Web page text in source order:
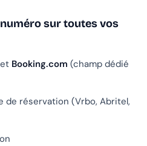
sur toutes vos
et Booking.com (champ dédié
de réservation (Vrbo, Abritel,